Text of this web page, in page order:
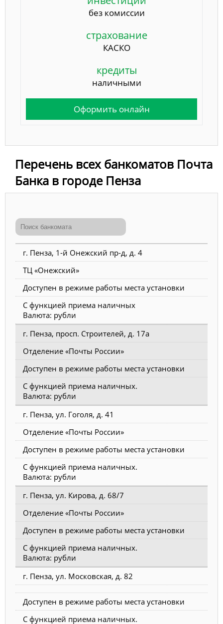
без комиссии
страхование
КАСКО
кредиты
наличными
Оформить онлайн
Перечень всех банкоматов Почта
Банка в городе Пенза
г. Пенза, 1-й Онежский пр-д, д. 4
ТЦ «Онежский»
Доступен в режиме работы места установки
С функцией приема наличных
Валюта: рубли
г. Пенза, просп. Строителей, д. 17а
Отделение «Почты России»
Доступен в режиме работы места установки
С функцией приема наличных.
Валюта: рубли
г. Пенза, ул. Гоголя, д. 41
Отделение «Почты России»
Доступен в режиме работы места установки
С функцией приема наличных.
Валюта: рубли
г. Пенза, ул. Кирова, д. 68/7
Отделение «Почты России»
Доступен в режиме работы места установки
С функцией приема наличных.
Валюта: рубли
г. Пенза, ул. Московская, д. 82
Доступен в режиме работы места установки
С функцией приема наличных.